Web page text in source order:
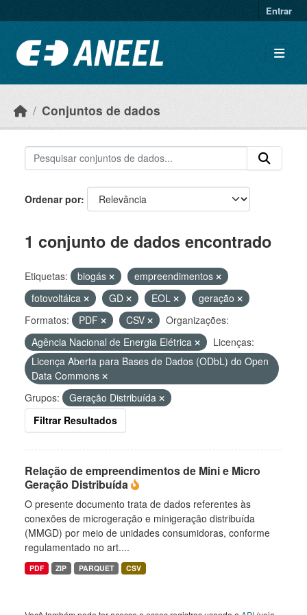
Entrar
Conjuntos de dados
Ordenar por
1 conjunto de dados encontrado
Etiquetas: biogás
empreendimentos
fotovoltáica
GD EOL
geração
Formatos:
PDF CSV
Organizações:
Agência Nacional de Energia Elétrica
Licenças:
Licença Aberta para Bases de Dados (ODbL) do Open
Data Commons
Grupos:
Geração Distribuída
Filtrar Resultados
Relação de empreendimentos de Mini e Micro
Geração Distribuída
O presente documento trata de dados referentes às
conexões de microgeração e minigeração distribuída
(MMGD) por meio de unidades consumidoras, conforme
regulamentado no art....
PDF ZIP PARQUET CSV